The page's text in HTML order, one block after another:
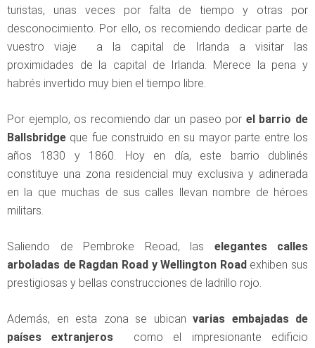
turistas, unas veces por falta de tiempo y otras por
desconocimiento. Por ello, os recomiendo dedicar parte de
vuestro viaje a la capital de Irlanda a visitar las
proximidades de la capital de Irlanda. Merece la pena y
habrés invertido muy bien el tiempo libre.
Por ejemplo, os recomiendo dar un paseo por el barrio de
Ballsbridge que fue construido en su mayor parte entre los
años 1830 y 1860. Hoy en día, este barrio dublinés
constituye una zona residencial muy exclusiva y adinerada
en la que muchas de sus calles llevan nombre de héroes
militars.
Saliendo de Pembroke Reoad, las elegantes calles
arboladas de Ragdan Road y Wellington Road exhiben sus
prestigiosas y bellas construcciones de ladrillo rojo.
Además, en esta zona se ubican varias embajadas de
países extranjeros
como el impresionante edificio